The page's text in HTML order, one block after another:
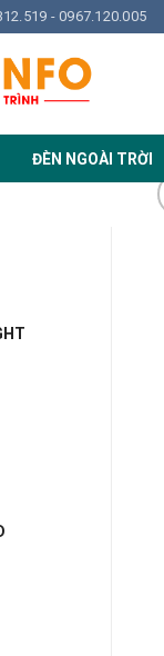
- 0967.120.005
ĐÈN NGOÀI TRỜI